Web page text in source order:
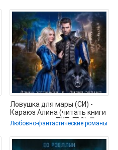
Ловушка для мары (СИ) -
Караюз Алина (читать книги
регистрация TXT, FB2) 📗
Любовно-фантастические романы